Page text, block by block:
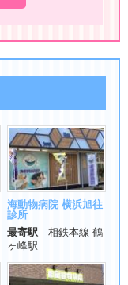
海動物病院 横浜旭往
診所
最寄駅
相鉄本線 鶴
ヶ峰駅